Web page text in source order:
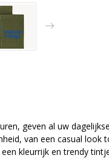
geven al uw
van een casual look
kleurrijk en trendy